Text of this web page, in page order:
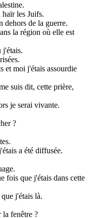
les Juifs.
dehors de la guerre.
la région où elle est
j'étais.
et moi j'étais assourdie
suis dit, cette prière,
je serai vivante.
?
a été diffusée.
fois que j'étais dans cette
j'étais là.
la fenêtre ?